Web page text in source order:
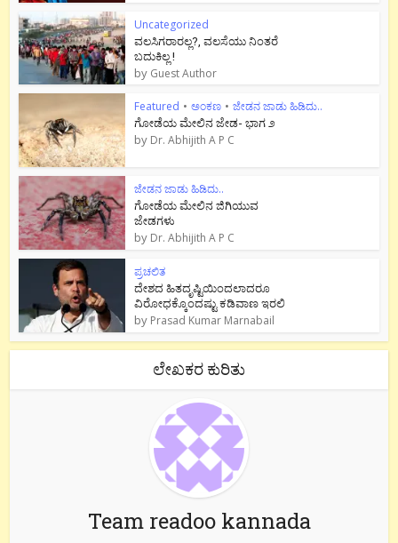
Uncategorized
ವಲಸಿಗರಾರಲ್ಲ?, ವಲಸೆಯು ನಿಂತರೆ
ಬದುಕಿಲ್ಲ !
by Guest Author
Featured • ಅಂಕಣ • ಜೇಡನ ಜಾಡು ಹಿಡಿದು..
ಗೋಡೆಯ ಮೇಲಿನ ಜೇಡ- ಭಾಗ ೨
by Dr. Abhijith A P C
ಜೇಡನ ಜಾಡು ಹಿಡಿದು..
ಗೋಡೆಯ ಮೇಲಿನ ಜಿಗಿಯುವ
ಜೇಡಗಳು
by Dr. Abhijith A P C
ಪ್ರಚಲಿತ
ದೇಶದ ಹಿತದೃಷ್ಟಿಯಿಂದಲಾದರೂ
ವಿರೋಧಕ್ಕೊಂದಷ್ಟು ಕಡಿವಾಣ ಇರಲಿ
by Prasad Kumar Marnabail
ಲೇಖಕರ ಕುರಿತು
Team readoo kannada